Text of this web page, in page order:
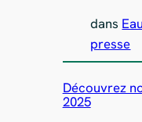
dans Eau
presse
Découvrez
2025